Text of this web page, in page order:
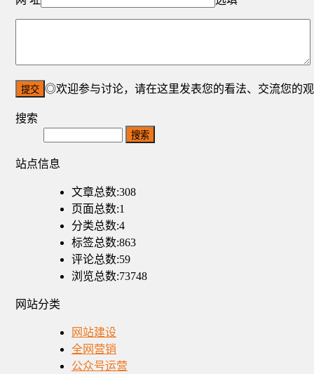
◎欢迎参与讨论，请在这里发表您的看法、交流您的
搜索
Search
站点信息
文章总数:308
页面总数:1
分类总数:4
标签总数:863
评论总数:59
浏览总数:73748
网站分类
网站建设
全网营销
公众号运营